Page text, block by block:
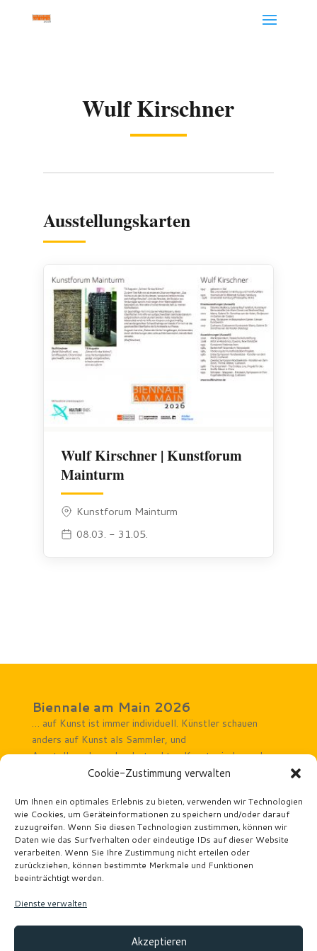
Cookie-Zustimmung verwalten
Um Ihnen ein optimales Erlebnis zu bieten, verwenden wir Technologien
wie Cookies, um Geräteinformationen zu speichern und/oder darauf
zuzugreifen. Wenn Sie diesen Technologien zustimmen, können wir
Daten wie das Surfverhalten oder eindeutige IDs auf dieser Website
verarbeiten. Wenn Sie Ihre Zustimmung nicht erteilen oder
zurückziehen, können bestimmte Merkmale und Funktionen
beeinträchtigt werden.
Dienste verwalten
Akzeptieren
Wulf Kirschner
Ausstellungskarten
Wulf Kirschner | Kunstforum
Mainturm
Kunstforum Mainturm
08.03. - 31.05.
Biennale am Main 2026
… auf Kunst ist immer individuell. Künstler schauen
anders auf Kunst als Sammler, und
Ausstellungsbesucher betrachten Kunst wieder anders.
Rechtliches Hinweise
Impressum
Datenschutz
Veranstaltungsorte
Atelier Wäscherei Offenbach
Kunstforum Mainturm
Kunstforum Seligenstadt
Kunsthaus Taunusstein